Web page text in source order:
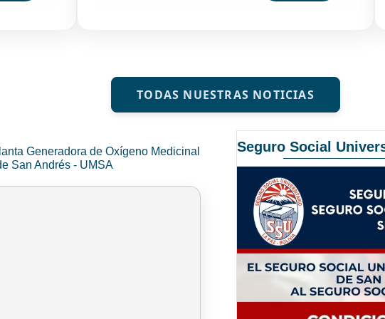
TODAS NUESTRAS NOTICIAS
Generadora de Oxígeno Medicinal
San Andrés - UMSA
Seguro Social